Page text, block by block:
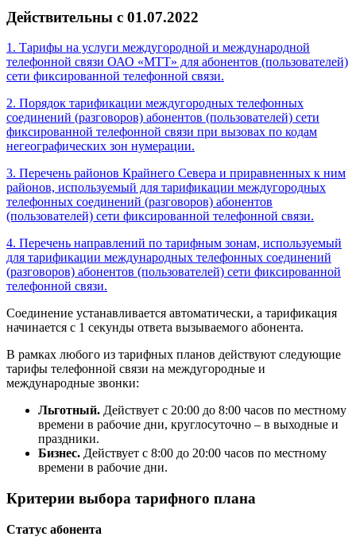
Действительны с 01.07.2022
1. Тарифы на услуги междугородной и международной
телефонной связи ОАО «МТТ» для абонентов (пользователей)
сети фиксированной телефонной связи.
2. Порядок тарификации междугородных телефонных
соединений (разговоров) абонентов (пользователей) сети
фиксированной телефонной связи при вызовах по кодам
негеографических зон нумерации.
3. Перечень районов Крайнего Севера и приравненных к ним
районов, используемый для тарификации междугородных
телефонных соединений (разговоров) абонентов
(пользователей) сети фиксированной телефонной связи.
4. Перечень направлений по тарифным зонам, используемый
для тарификации международных телефонных соединений
(разговоров) абонентов (пользователей) сети фиксированной
телефонной связи.
Соединение устанавливается автоматически, а тарификация
начинается с 1 секунды ответа вызываемого абонента.
В рамках любого из тарифных планов действуют следующие
тарифы телефонной связи на междугородные и
международные звонки:
Льготный. Действует с 20:00 до 8:00 часов по местному
времени в рабочие дни, круглосуточно – в выходные и
праздники.
Бизнес. Действует с 8:00 до 20:00 часов по местному
времени в рабочие дни.
Критерии выбора тарифного плана
Статус абонента